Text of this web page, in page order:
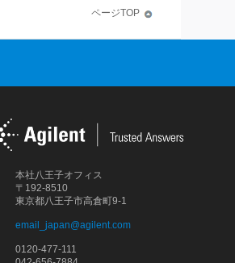
ページTOP
本社八王子オフィス
〒192-8510
東京都八王子市高倉町9-1
email_japan@agilent.com
0120-477-111